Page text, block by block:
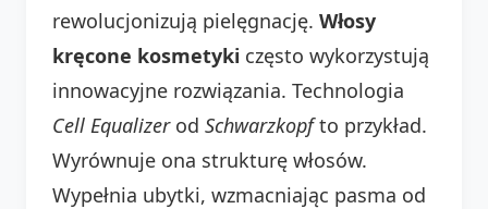
rewolucjonizują pielęgnację. Włosy
kręcone kosmetyki często wykorzystują
innowacyjne rozwiązania. Technologia
Cell Equalizerod Schwarzkopfto przykład.
Wyrównuje ona strukturę włosów.
Wypełnia ubytki, wzmacniając pasma od